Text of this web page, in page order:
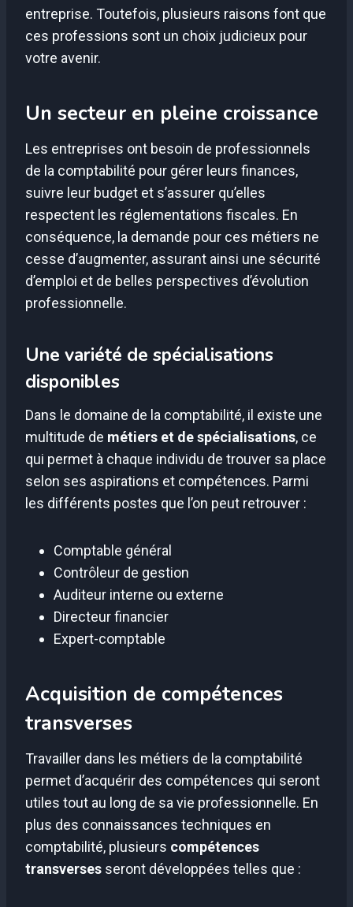
entreprise. Toutefois, plusieurs raisons font que
ces professions sont un choix judicieux pour
votre avenir.
Un secteur en pleine croissance
Les entreprises ont besoin de professionnels
de la comptabilité pour gérer leurs finances,
suivre leur budget et s’assurer qu’elles
respectent les réglementations fiscales. En
conséquence, la demande pour ces métiers ne
cesse d’augmenter, assurant ainsi une sécurité
d’emploi et de belles perspectives d’évolution
professionnelle.
Une variété de spécialisations
disponibles
Dans le domaine de la comptabilité, il existe une
multitude de métiers et de spécialisations, ce
qui permet à chaque individu de trouver sa place
selon ses aspirations et compétences. Parmi
les différents postes que l’on peut retrouver :
Comptable général
Contrôleur de gestion
Auditeur interne ou externe
Directeur financier
Expert-comptable
Acquisition de compétences
transverses
Travailler dans les métiers de la comptabilité
permet d’acquérir des compétences qui seront
utiles tout au long de sa vie professionnelle. En
plus des connaissances techniques en
comptabilité, plusieurs compétences
transverses seront développées telles que :